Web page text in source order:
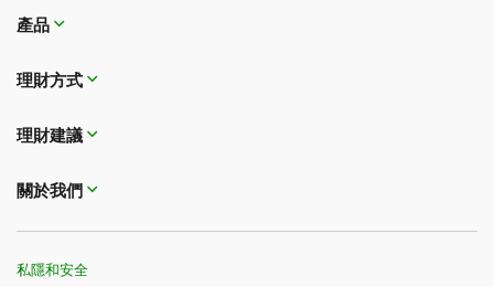
產品
理財方式​​​​​​​
理財建議
關於我們
私隱和安全